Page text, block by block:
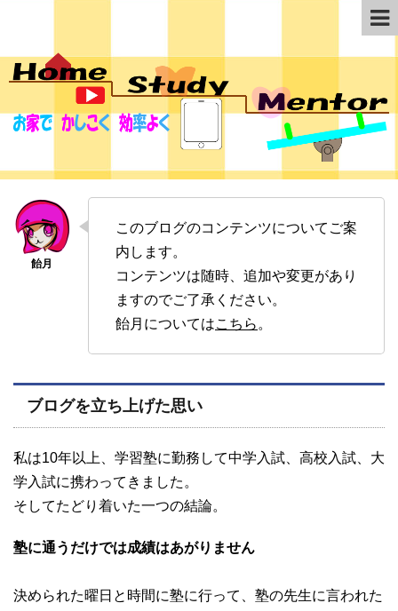
このブログのコンテンツについてご案
内します。
コンテンツは随時、追加や変更があり
ますのでご了承ください。
飴月についてはこちら 。
ブログを立ち上げた思い
私は10年以上、学習塾に勤務して中学入試、高校入試、大
学入試に携わってきました。
そしてたどり着いた一つの結論。
塾に通うだけでは成績はあがりません
決められた曜日と時間に塾に行って、塾の先生に言われた